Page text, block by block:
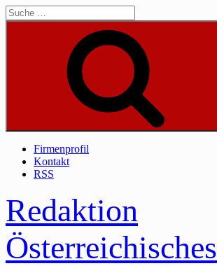
Skip
to
Suche
Firmenprofil
Kontakt
RSS
Redaktion
Österreichisches